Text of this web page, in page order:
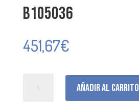
B105036
451,67€
Añadir al carrito